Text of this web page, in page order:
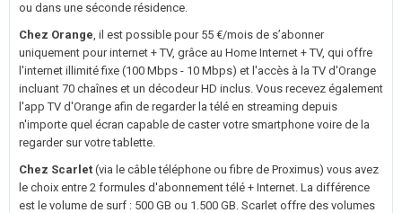
ou dans une séconde résidence.
Chez Orange, il est possible pour 55 €/mois de s’abonner
uniquement pour internet + TV, grâce au Home Internet + TV, qui offre
l'internet illimité fixe (100 Mbps - 10 Mbps) et l'accès à la TV d'Orange
incluant 70 chaînes et un décodeur HD inclus. Vous recevez également
l'app TV d'Orange afin de regarder la télé en streaming depuis
n'importe quel écran capable de caster votre smartphone voire de la
regarder sur votre tablette.
Chez Scarlet (via le câble téléphone ou fibre de Proximus) vous avez
le choix entre 2 formules d'abonnement télé + Internet. La différence
est le volume de surf : 500 GB ou 1.500 GB. Scarlet offre des volumes